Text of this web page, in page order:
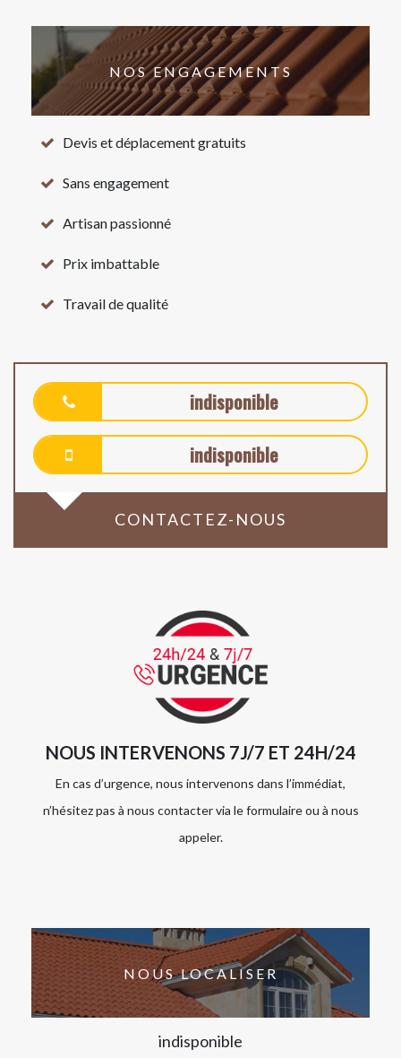
NOS ENGAGEMENTS
Devis et déplacement gratuits
Sans engagement
Artisan passionné
Prix imbattable
Travail de qualité
indisponible
indisponible
CONTACTEZ-NOUS
NOUS INTERVENONS 7J/7 ET 24H/24
En cas d’urgence, nous intervenons dans l’immédiat,
n’hésitez pas à nous contacter via le formulaire ou à nous
appeler.
NOUS LOCALISER
indisponible